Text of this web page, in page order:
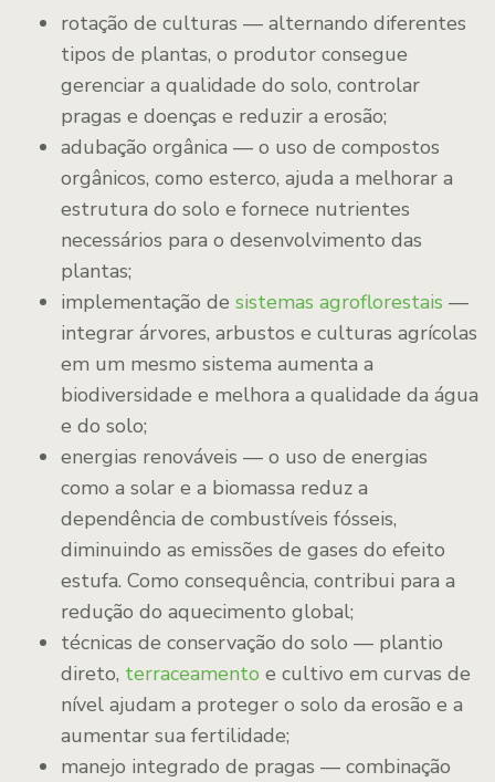
rotação de culturas — alternando diferentes
tipos de plantas, o produtor consegue
gerenciar a qualidade do solo, controlar
pragas e doenças e reduzir a erosão;
adubação orgânica — o uso de compostos
orgânicos, como esterco, ajuda a melhorar a
estrutura do solo e fornece nutrientes
necessários para o desenvolvimento das
plantas;
implementação de sistemas agroflorestais —
integrar árvores, arbustos e culturas agrícolas
em um mesmo sistema aumenta a
biodiversidade e melhora a qualidade da água
e do solo;
energias renováveis — o uso de energias
como a solar e a biomassa reduz a
dependência de combustíveis fósseis,
diminuindo as emissões de gases do efeito
estufa. Como consequência, contribui para a
redução do aquecimento global;
técnicas de conservação do solo — plantio
direto, terraceamento e cultivo em curvas de
nível ajudam a proteger o solo da erosão e a
aumentar sua fertilidade;
manejo integrado de pragas — combinação